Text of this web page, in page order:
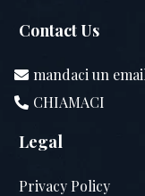
Contact Us
mandaci un
CHIAMACI
Legal
Privacy Policy